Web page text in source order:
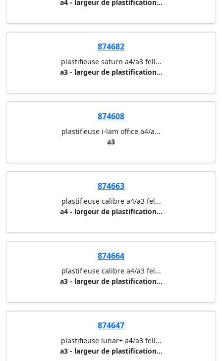
a4 - largeur de plastification...
874608
a3
874663
plastifieuse calibre a4/a3 fel...
a4 - largeur de plastification...
874664
plastifieuse calibre a4/a3 fel...
a3 - largeur de plastification...